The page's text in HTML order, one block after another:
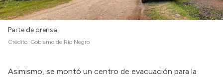
Parte de prensa
Crédito: Gobierno de Río Negro
Asimismo, se montó un centro de evacuación para la